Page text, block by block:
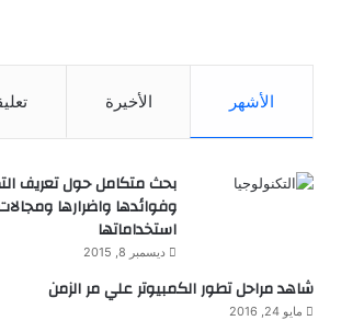
الأشهر الأخيرة
بحث متكامل حول تعريف
وفوائدها واضرارها
استخداماتها
ديسمبر 8, 2015
شاهد مراحل تطور الكمبيوتر علي مر الزمن
مايو 24, 2016